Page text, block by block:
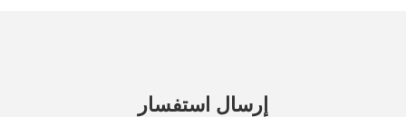
إرسال استفسار